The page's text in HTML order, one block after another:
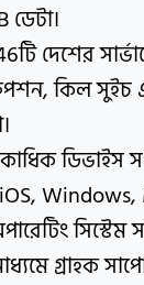
ডেটা।
দেশের
কিল
ডিভাইস
সিস্টেম
গ্রাহক